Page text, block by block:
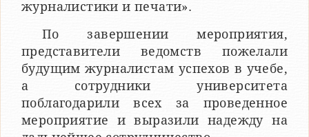
журналистики и печати».
По завершении мероприятия,
представители ведомств пожелали
будущим журналистам успехов в учебе,
а сотрудники университета
поблагодарили всех за проведенное
мероприятие и выразили надежду на